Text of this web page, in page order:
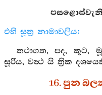
පසළොස්වැනි
එහි සූත්‍ර නාමාවලිය:
තථාගත, පද, කූට,
සූරිය, වත්‍ථ යි ත්‍රික
16. පුන